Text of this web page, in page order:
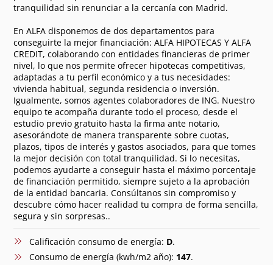
tranquilidad sin renunciar a la cercanía con Madrid.
En ALFA disponemos de dos departamentos para
conseguirte la mejor financiación: ALFA HIPOTECAS Y ALFA
CREDIT, colaborando con entidades financieras de primer
nivel, lo que nos permite ofrecer hipotecas competitivas,
adaptadas a tu perfil económico y a tus necesidades:
vivienda habitual, segunda residencia o inversión.
Igualmente, somos agentes colaboradores de ING. Nuestro
equipo te acompaña durante todo el proceso, desde el
estudio previo gratuito hasta la firma ante notario,
asesorándote de manera transparente sobre cuotas,
plazos, tipos de interés y gastos asociados, para que tomes
la mejor decisión con total tranquilidad. Si lo necesitas,
podemos ayudarte a conseguir hasta el máximo porcentaje
de financiación permitido, siempre sujeto a la aprobación
de la entidad bancaria. Consúltanos sin compromiso y
descubre cómo hacer realidad tu compra de forma sencilla,
segura y sin sorpresas..
Calificación consumo de energía: D.
Consumo de energía (kwh/m2 año): 147.